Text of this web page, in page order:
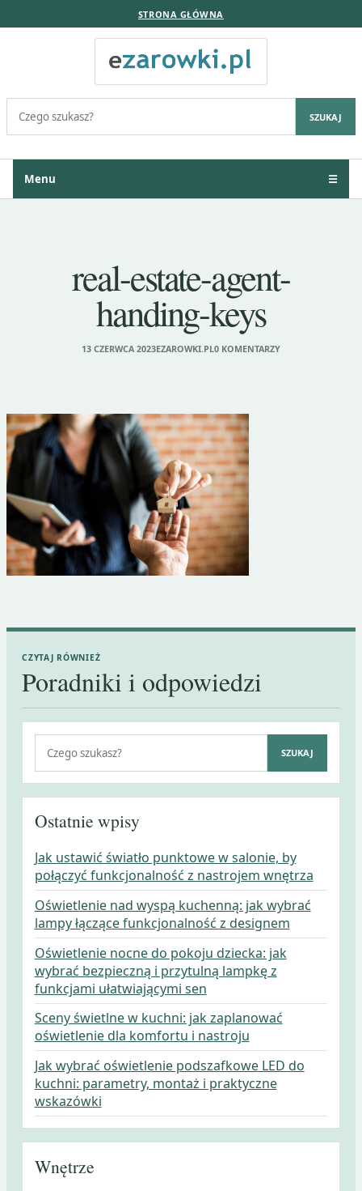
STRONA GŁÓWNA
SZUKAJ
Menu ☰
real-estate-agent-
handing-keys
13 CZERWCA 2023EZAROWKI.PL0 KOMENTARZY
CZYTAJ RÓWNIEŻ
Poradniki i odpowiedzi
Szukaj:
SZUKAJ
Ostatnie wpisy
Jak ustawić światło punktowe w salonie, by
połączyć funkcjonalność z nastrojem wnętrza
Oświetlenie nad wyspą kuchenną: jak wybrać
lampy łączące funkcjonalność z designem
Oświetlenie nocne do pokoju dziecka: jak
wybrać bezpieczną i przytulną lampkę z
funkcjami ułatwiającymi sen
Sceny świetlne w kuchni: jak zaplanować
oświetlenie dla komfortu i nastroju
Jak wybrać oświetlenie podszafkowe LED do
kuchni: parametry, montaż i praktyczne
wskazówki
Wnętrze